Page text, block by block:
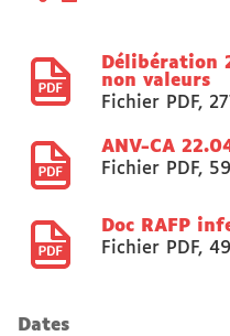
Organisation
Conseils,
Sections
disciplinaires
Délibération
non valeurs
Fichier PDF,
ANV-CA
Fichier PDF,
Doc RAFP
Fichier PDF,
Dates